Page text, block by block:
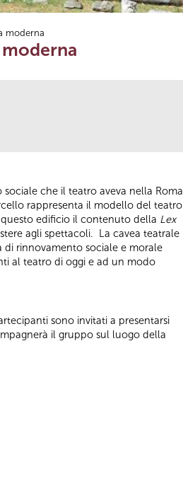
moderna
che il teatro aveva nella Roma
rappresenta il modello del teatro
edificio il contenuto della Lex
agli spettacoli. La cavea teatrale
di rinnovamento sociale e morale
al teatro di oggi e ad un modo
sono invitati a presentarsi
il gruppo sul luogo della